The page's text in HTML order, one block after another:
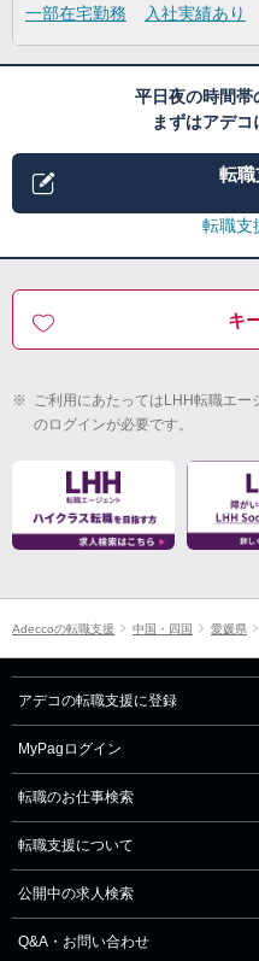
一部在宅勤務
入社実績あり
平日夜の時間帯
まずはアデ
転
転職支
キ
※ ご利用にあたってはLHH転職エ
のログインが必要です。
Adeccoの転職支援 中国・四国 愛媛県
アデコの転職支援に登録
MyPagログイン
転職のお仕事検索
転職支援について
公開中の求人検索
Q&A・お問い合わせ